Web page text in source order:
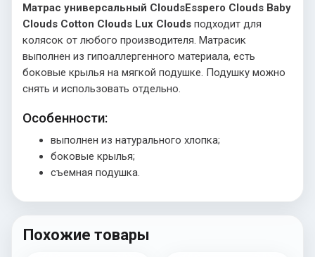
Матрас универсальный CloudsEsspero Clouds Baby
Clouds Cotton Clouds Lux Clouds подходит для
колясок от любого производителя. Матрасик
выполнен из гипоаллергенного материала, есть
боковые крылья на мягкой подушке. Подушку можно
снять и использовать отдельно.
Особенности:
выполнен из натурального хлопка;
боковые крылья;
съемная подушка.
Похожие товары